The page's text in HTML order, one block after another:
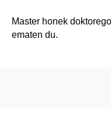
Master honek
ematen du.